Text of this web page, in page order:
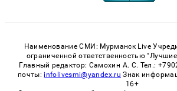
Наименование СМИ: Мурманск Live
ограниченной ответственностью
Главный редактор: Самохин А. С. Тел.:
почты: infolivesmi@yandex.ru Знак
16+